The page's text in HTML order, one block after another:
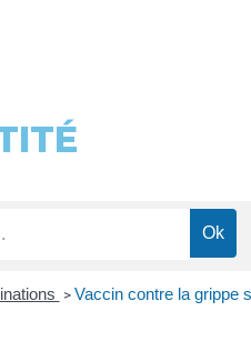
> Vaccin contre la grippe